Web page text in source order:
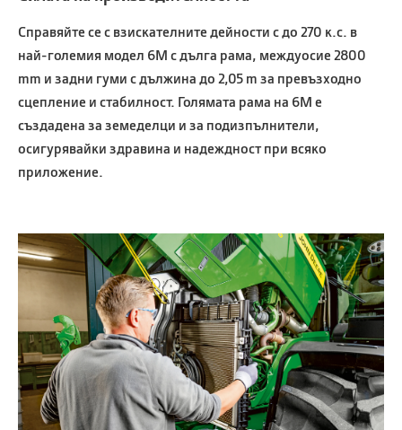
Справяйте се с взискателните дейности с до 270 к.с. в
най-големия модел 6M с дълга рама, междуосие 2800
mm и задни гуми с дължина до 2,05 m за превъзходно
сцепление и стабилност. Голямата рама на 6M е
създадена заземеделци и за подизпълнители,
осигурявайки здравина и надеждност при всяко
приложение.